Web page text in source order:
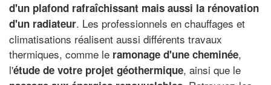
d'un plafond rafraîchissant mais aussi la rénovation
d'un radiateur. Les professionnels en chauffages et
climatisations réalisent aussi différents travaux
thermiques, comme le ramonage d'une cheminée,
l'étude de votre projet géothermique, ainsi que le